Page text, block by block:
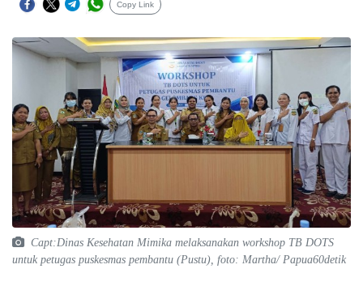
Copy Link
Capt:Dinas Kesehatan Mimika melaksanakan workshop TB DOTS
untuk petugas puskesmas pembantu (Pustu), foto: Martha/ Papua60detik